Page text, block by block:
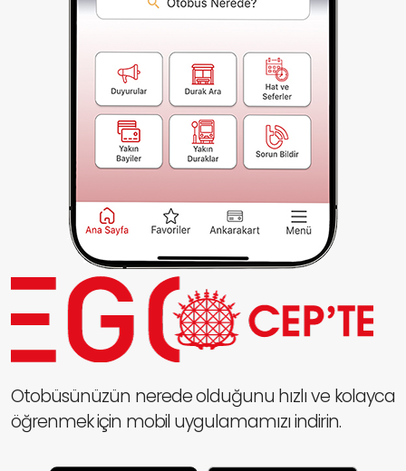
Otobüsünüzün nerede olduğunu hızlı ve kolayca
öğrenmek için mobil uygulamamızı indirin.